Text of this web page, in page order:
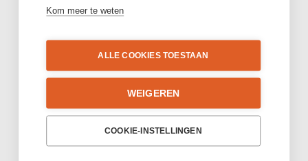
Kom meer te weten
ALLE COOKIES TOESTAAN
WEIGEREN
COOKIE-INSTELLINGEN